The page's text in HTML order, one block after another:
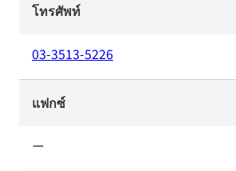
โทรศัพท์
03-3513-5226
แฟกซ์
ー